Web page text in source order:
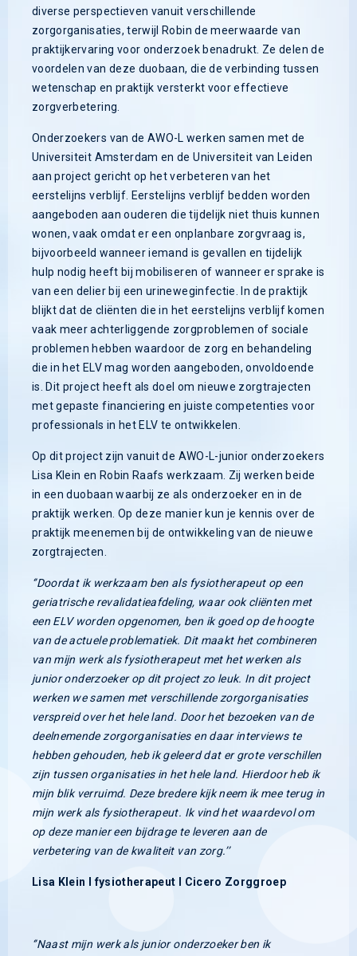
diverse perspectieven vanuit verschillende
zorgorganisaties, terwijl Robin de meerwaarde van
praktijkervaring voor onderzoek benadrukt. Ze delen de
voordelen van deze duobaan, die de verbinding tussen
wetenschap en praktijk versterkt voor effectieve
zorgverbetering.
Onderzoekers van de AWO-L werken samen met de
Universiteit Amsterdam en de Universiteit van Leiden
aan project gericht op het verbeteren van het
eerstelijns verblijf. Eerstelijns verblijf bedden worden
aangeboden aan ouderen die tijdelijk niet thuis kunnen
wonen, vaak omdat er een onplanbare zorgvraag is,
bijvoorbeeld wanneer iemand is gevallen en tijdelijk
hulp nodig heeft bij mobiliseren of wanneer er sprake is
van een delier bij een urineweginfectie. In de praktijk
blijkt dat de cliënten die in het eerstelijns verblijf komen
vaak meer achterliggende zorgproblemen of sociale
problemen hebben waardoor de zorg en behandeling
die in het ELV mag worden aangeboden, onvoldoende
is. Dit project heeft als doel om nieuwe zorgtrajecten
met gepaste financiering en juiste competenties voor
professionals in het ELV te ontwikkelen.
Op dit project zijn vanuit de AWO-L-junior onderzoekers
Lisa Klein en Robin Raafs werkzaam. Zij werken beide
in een duobaan waarbij ze als onderzoeker en in de
praktijk werken. Op deze manier kun je kennis over de
praktijk meenemen bij de ontwikkeling van de nieuwe
zorgtrajecten.
‘’Doordat ik werkzaam ben als fysiotherapeut op een
geriatrische revalidatieafdeling, waar ook cliënten met
een ELV worden opgenomen, ben ik goed op de hoogte
van de actuele problematiek. Dit maakt het combineren
van mijn werk als fysiotherapeut met het werken als
junior onderzoeker op dit project zo leuk. In dit project
werken we samen met verschillende zorgorganisaties
verspreid over het hele land. Door het bezoeken van de
deelnemende zorgorganisaties en daar interviews te
hebben gehouden, heb ik geleerd dat er grote verschillen
zijn tussen organisaties in het hele land. Hierdoor heb ik
mijn blik verruimd. Deze bredere kijk neem ik mee terug in
mijn werk als fysiotherapeut. Ik vind het waardevol om
op deze manier een bijdrage te leveren aan de
verbetering van de kwaliteit van zorg.’’
Lisa Klein I fysiotherapeut I Cicero Zorggroep
‘’Naast mijn werk als junior onderzoeker ben ik